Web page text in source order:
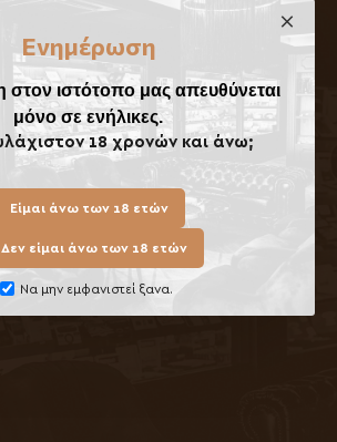
Ενημέρωση
ιστότοπο μας απευθύνεται
μόνο σε ενήλικες.
18 χρονών και άνω;
Είμαι άνω των 18 ετών
Δεν είμαι άνω των 18 ετών
Να μην εμφανιστεί ξανα.